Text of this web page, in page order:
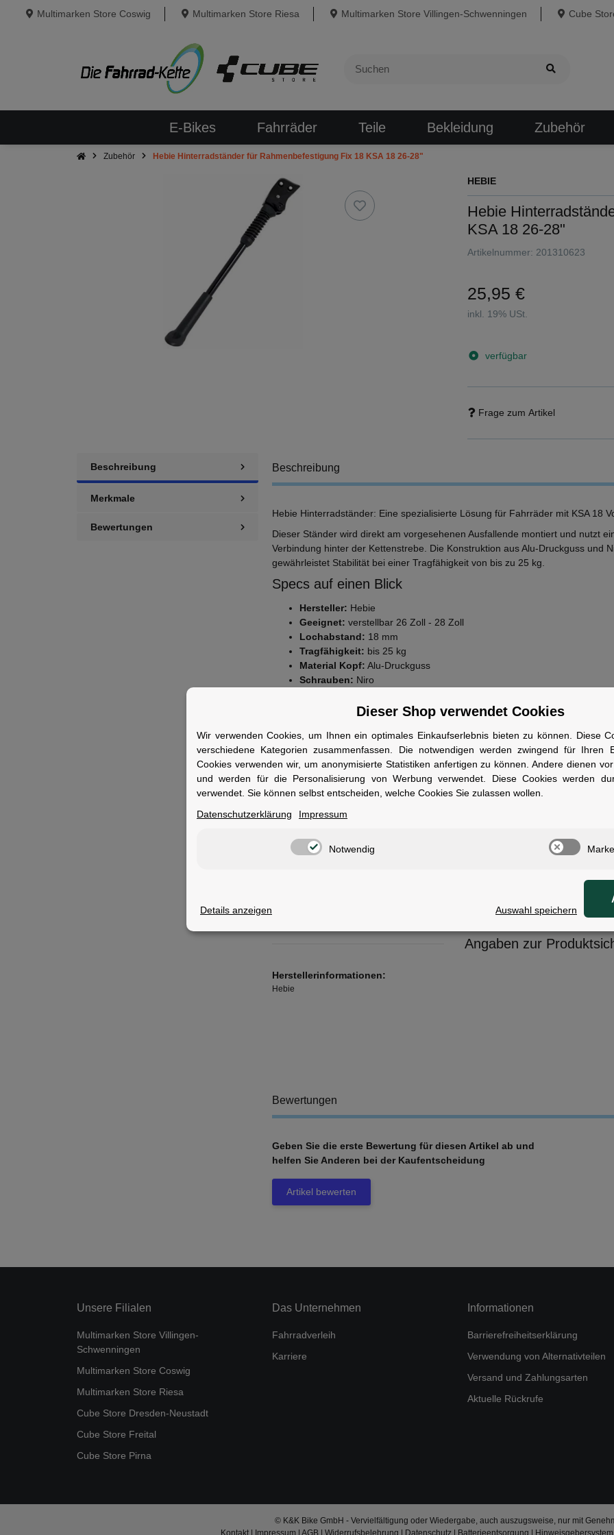
Multimarken Store Coswig Multimarken Store Riesa Multimarken Store Villingen-Schwenningen Cube
E-Bikes Fahrräder Teile Bekleidung Zubehör
Zubehör Hebie Hinterradständer für Rahmenbefestigung Fix 18 KSA 18 26-28"
HEBIE
Hebie
KSA 18 26-28"
Artikelnummer: 201310623
25,95 €
inkl. 19% USt.
verfügbar
Frage zum Artikel
Beschreibung
Merkmale
Bewertungen
Beschreibung
Hebie Hinterradständer: Eine spezialisierte Lösung für Fahrräder mit KSA 18
Dieser Ständer wird direkt am vorgesehenen Ausfallende montiert und nutzt
Verbindung hinter der Kettenstrebe. Die Konstruktion aus Alu-Druckguss und
gewährleistet Stabilität bei einer Tragfähigkeit von bis zu 25 kg.
Specs auf einen Blick
Hersteller: Hebie
Geeignet: verstellbar 26 Zoll - 28 Zoll
Lochabstand: 18 mm
Tragfähigkeit: bis 25 kg
Material Kopf: Alu-Druckguss
Schrauben: Niro
KSA 18 Vorrichtung
Fuer wen geeignet
Ideal für Besitzer von Rädern mit KSA 18 Ausfallenden, die eine stabile und
Abstellmöglichkeit suchen.
Merkmale
bis 25 kg
Angaben zur
Herstellerinformationen:
Hebie
Bewertungen
Geben Sie die erste Bewertung für diesen Artikel ab und
helfen Sie Anderen bei der Kaufentscheidung
Artikel bewerten
Unsere Filialen
Multimarken Store Villingen-
Schwenningen
Multimarken Store Coswig
Multimarken Store Riesa
Cube Store Dresden-Neustadt
Cube Store Freital
Cube Store Pirna
Das Unternehmen
Fahrradverleih
Karriere
Informationen
Barrierefreiheitserklärung
Verwendung von Alternativteilen
Versand und Zahlungsarten
Aktuelle Rückrufe
© K&K Bike GmbH - Vervielfältigung oder Wiedergabe, auch auszugsweise, nur mit
Dieser Shop verwendet Cookies
Wir verwenden Cookies, um Ihnen ein optimales Einkaufserlebnis bieten zu können. Diese
verschiedene Kategorien zusammenfassen. Die notwendigen werden zwingend für Ihren
Cookies verwenden wir, um anonymisierte Statistiken anfertigen zu können. Andere dienen
und werden für die Personalisierung von Werbung verwendet. Diese Cookies werden
verwendet. Sie können selbst entscheiden, welche Cookies Sie zulassen wollen.
Datenschutzerklärung
Impressum
Notwendig
Details anzeigen Auswahl speichern